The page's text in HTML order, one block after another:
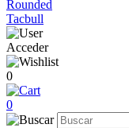
Rounded
Tacbull
Acceder
0
0